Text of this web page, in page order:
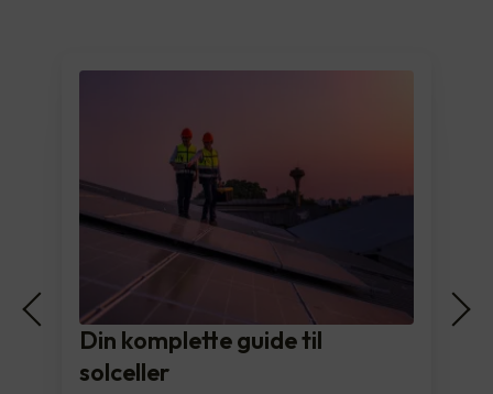
Din komplette guide til
solceller